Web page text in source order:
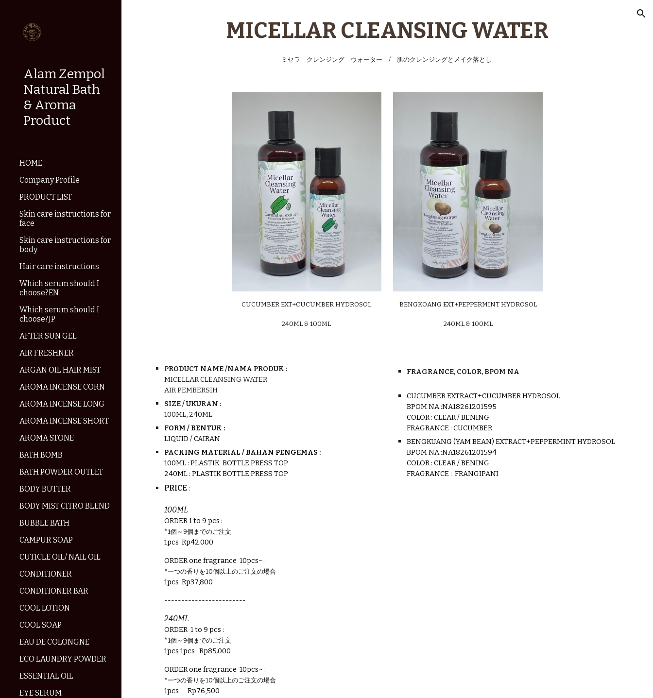
Alam Zempol
Natural Bath
& Aroma
Product
HOME
Company Profile
PRODUCT LIST
Skin care instructions for
face
Skin care instructions for
body
Hair care instructions
Which serum should I
choose?EN
Which serum should I
choose?JP
AFTER SUN GEL
AIR FRESHNER
ARGAN OIL HAIR MIST
AROMA INCENSE CORN
AROMA INCENSE LONG
AROMA INCENSE SHORT
AROMA STONE
BATH BOMB
BATH POWDER OUTLET
BODY BUTTER
BODY MIST CITRO BLEND
BUBBLE BATH
CAMPUR SOAP
CUTICLE OIL/ NAIL OIL
CONDITIONER
CONDITIONER BAR
COOL LOTION
COOL SOAP
EAU DE COLONGNE
ECO LAUNDRY POWDER
ESSENTIAL OIL
EYE SERUM
MICELLAR CLEANSING WATER
ミセラ クレンジング ウォーター / 肌のクレンジングとメイク落とし
CUCUMBER EXT+CUCUMBER HYDROSOL
240ML& 100ML
BENGKOANG EXT+PEPPERMINT HYDROSOL
240ML& 100ML
PRODUCT NAME /NAMA PRODUK :
MICELLAR CLEANSING WATER
AIR PEMBERSIH
SIZE / UKURAN :
100ML, 240ML
FORM / BENTUK :
LIQUID / CAIRAN
PACKING MATERIAL / BAHAN PENGEMAS :
100ML : PLASTIKBOTTLE PRESS TOP
240ML : PLASTIK BOTTLE PRESS TOP
PRICE:
100ML
ORDER 1 to 9 pcs :
*1個～9個までのご注文
1pcsRp42.000
ORDER one fragrance 10pcs~ :
*一つの香りを10個以上のご注文の場合
1pcs Rp37,800
------------------------
240ML
ORDER1 to 9 pcs :
*1個～9個までのご注文
1pcs1pcs Rp85.000
ORDER one fragrance 10pcs~ :
*一つの香りを10個以上のご注文の場合
1pcs Rp76,500
FRAGRANCE, COLOR, BPOM NA
CUCUMBER EXTRACT+CUCUMBER HYDROSOL
BPOMNA :NA18261201595
COLOR : CLEAR / BENING
FRAGRANCE : CUCUMBER
BENGKUANG (YAM BEAN) EXTRACT+PEPPERMINT HYDROSOL
BPOMNA :NA18261201594
COLOR : CLEAR / BENING
FRAGRANCE :FRANGIPANI